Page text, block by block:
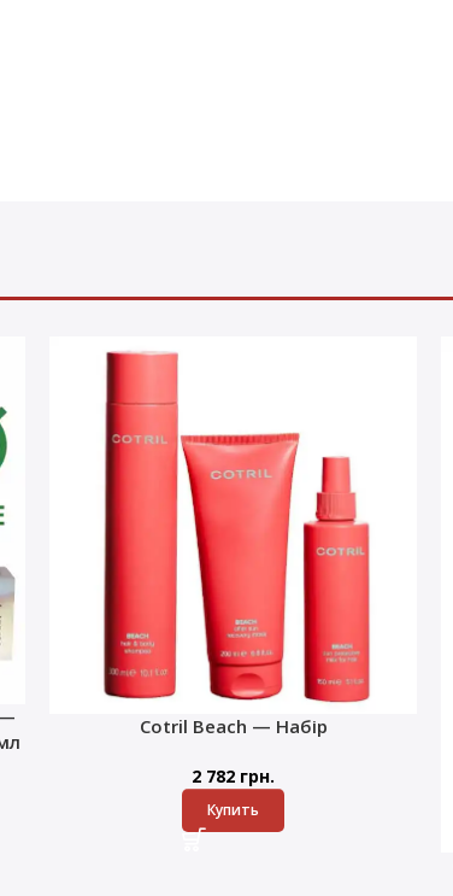
Cotril Beach — Набір
2 782 грн.
Купить